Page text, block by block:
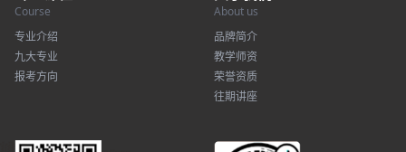
Course
专业介绍
九大专业
报考方向
About us
品牌简介
教学师资
荣誉资质
往期讲座